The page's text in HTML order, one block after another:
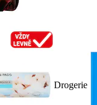
Drogerie